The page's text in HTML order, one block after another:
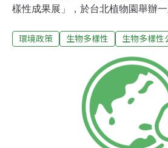
樣性成果展」，於台北植物園舉辦
的成果。這項成果展由林務局發起
(SWAN)負責規劃、執行。林務局表
持續流失的趨勢，「生物多樣性公
「2010 年生物多樣性目標」
並規劃出七大關鍵領域及工作策略
減緩生物多樣性流失的速度；台灣
有義務採取行動，由行政院國家永
環境政策 生物多樣性 生物多樣性